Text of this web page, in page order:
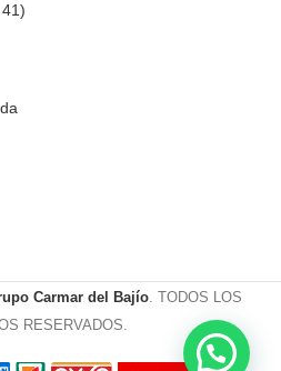
Carmar del Bajío. TODOS LOS
RESERVADOS.